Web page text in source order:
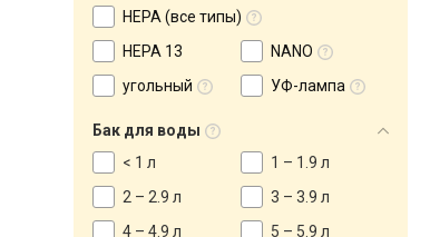
HEPA (все типы)
HEPA 13
NANO
угольный
УФ-лампа
Бак для воды
< 1 л
1 – 1.9 л
2 – 2.9 л
3 – 3.9 л
4 – 4.9 л
5 – 5.9 л